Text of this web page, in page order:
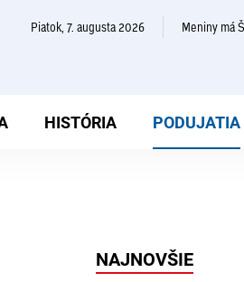
piatok, 7. augusta 2026 Meniny má
HISTÓRIA PODUJATIA
NAJNOVŠIE